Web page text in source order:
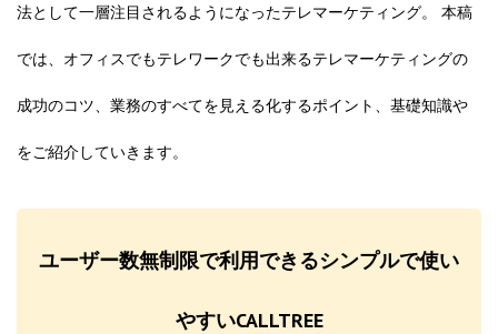
法として一層注目されるようになったテレマーケティング。 本稿
では、オフィスでもテレワークでも出来るテレマーケティングの
成功のコツ、業務のすべてを見える化するポイント、基礎知識や
をご紹介していきます。
ユーザー数無制限で利用できるシンプルで使い
やすいCALLTREE